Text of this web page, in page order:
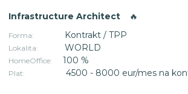
Infrastructure Architect 🔥
Forma: Kontrakt / TPP
Lokalita: WORLD
HomeOffice: 100 %
Plat: 4500 - 8000 eur/mes na